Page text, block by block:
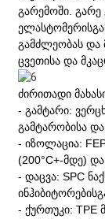
გარემოში.
გამძლეობას და
ცვეთისა და
ძირითადი
- გამტარი:
გამტარობისა
- იზოლაცია:
(200°C+-მდე)
- დაცვა: SPC
- ქურთუკი: TPE